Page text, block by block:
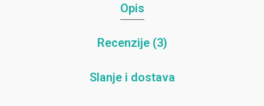
Opis
Recenzije (3)
Slanje i dostava